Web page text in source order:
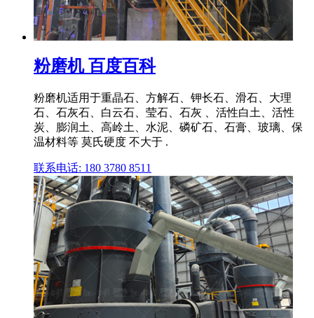
粉磨机 百度百科
粉磨机适用于重晶石、方解石、钾长石、滑石、大理
石、石灰石、白云石、莹石、石灰 、活性白土、活性
炭、膨润土、高岭土、水泥、磷矿石、石膏、玻璃、保
温材料等 莫氏硬度 不大于 .
联系电话: 180 3780 8511